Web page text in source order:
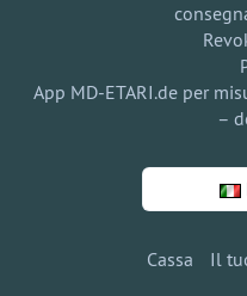
App MD-ETARI.de per
–
Cassa Il